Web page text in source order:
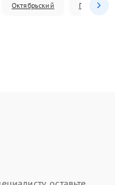
Октябрьский